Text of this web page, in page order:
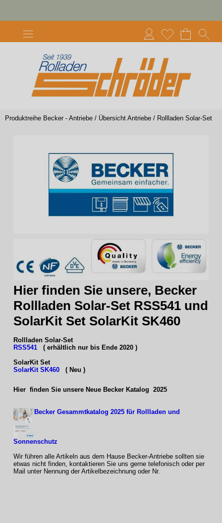
Produktreihe Becker - Antriebe / Übersicht Antriebe / Rollladen Solar-Set
Hier finden Sie unsere, Becker
Rollladen Solar-Set RSS541 und
SolarKit Set SolarKit SK460
Rollladen Solar-Set
RSS541
( erhältlich nur bis Ende 2020 )
SolarKit Set
SolarKit SK460 ( Neu )
Hier finden Sie unsere Neue Becker Katalog 2025
Becker Gesammtkatalog 2025 für Rollladen und
Sonnenschutz
Wir führen alle Artikeln aus dem Hause Becker-Antriebe sollten sie
etwas nicht finden, kontaktieren Sie uns gerne telefonisch oder per
Mail unter Nennung der Artikelbezeichnung oder Nr.